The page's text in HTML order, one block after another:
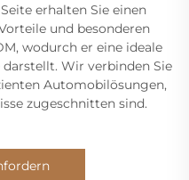
erhalten Sie einen
und besonderen
wodurch er eine ideale
Wir verbinden Sie
Automobilösungen,
zugeschnitten sind.